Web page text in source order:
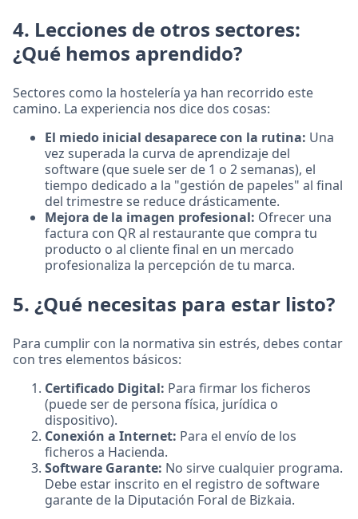
4. Lecciones de otros sectores:
¿Qué hemos aprendido?
Sectores como la hostelería ya han recorrido este
camino. La experiencia nos dice dos cosas:
El miedo inicial desaparece con la rutina: Una
vez superada la curva de aprendizaje del
software (que suele ser de 1 o 2 semanas), el
tiempo dedicado a la "gestión de papeles" al final
del trimestre se reduce drásticamente.
Mejora de la imagen profesional: Ofrecer una
factura con QR al restaurante que compra tu
producto o al cliente final en un mercado
profesionaliza la percepción de tu marca.
5. ¿Qué necesitas para estar listo?
Para cumplir con la normativa sin estrés, debes contar
con tres elementos básicos:
Certificado Digital: Para firmar los ficheros
(puede ser de persona física, jurídica o
dispositivo).
Conexión a Internet: Para el envío de los
ficheros a Hacienda.
Software Garante: No sirve cualquier programa.
Debe estar inscrito en el registro de software
garante de la Diputación Foral de Bizkaia.